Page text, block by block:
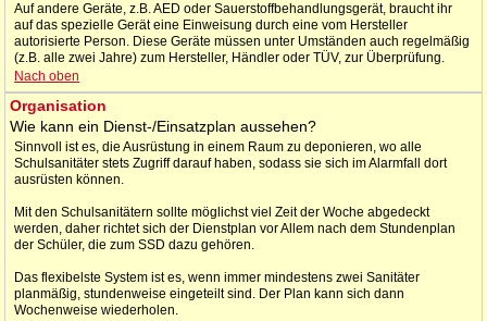
Auf andere Geräte, z.B. AED oder Sauerstoffbehandlungsgerät, braucht ihr
auf das spezielle Gerät eine Einweisung durch eine vom Hersteller
autorisierte Person. Diese Geräte müssen unter Umständen auch regelmäßig
(z.B. alle zwei Jahre) zum Hersteller, Händler oder TÜV, zur Überprüfung.
Nach oben
Organisation
Wie kann ein Dienst-/Einsatzplan aussehen?
Sinnvoll ist es, die Ausrüstung in einem Raum zu deponieren, wo alle
Schulsanitäter stets Zugriff darauf haben, sodass sie sich im Alarmfall dort
ausrüsten können.
Mit den Schulsanitätern sollte möglichst viel Zeit der Woche abgedeckt
werden, daher richtet sich der Dienstplan vor Allem nach dem Stundenplan
der Schüler, die zum SSD dazu gehören.
Das flexibelste System ist es, wenn immer mindestens zwei Sanitäter
planmäßig, stundenweise eingeteilt sind. Der Plan kann sich dann
Wochenweise wiederholen.